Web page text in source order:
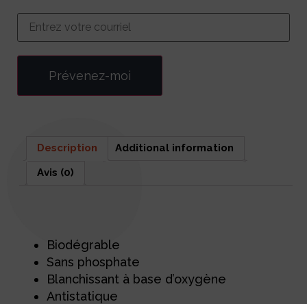
Prévenez-moi
Description
Additional information
Avis (0)
Biodégrable
Sans phosphate
Blanchissant à base d’oxygène
Antistatique